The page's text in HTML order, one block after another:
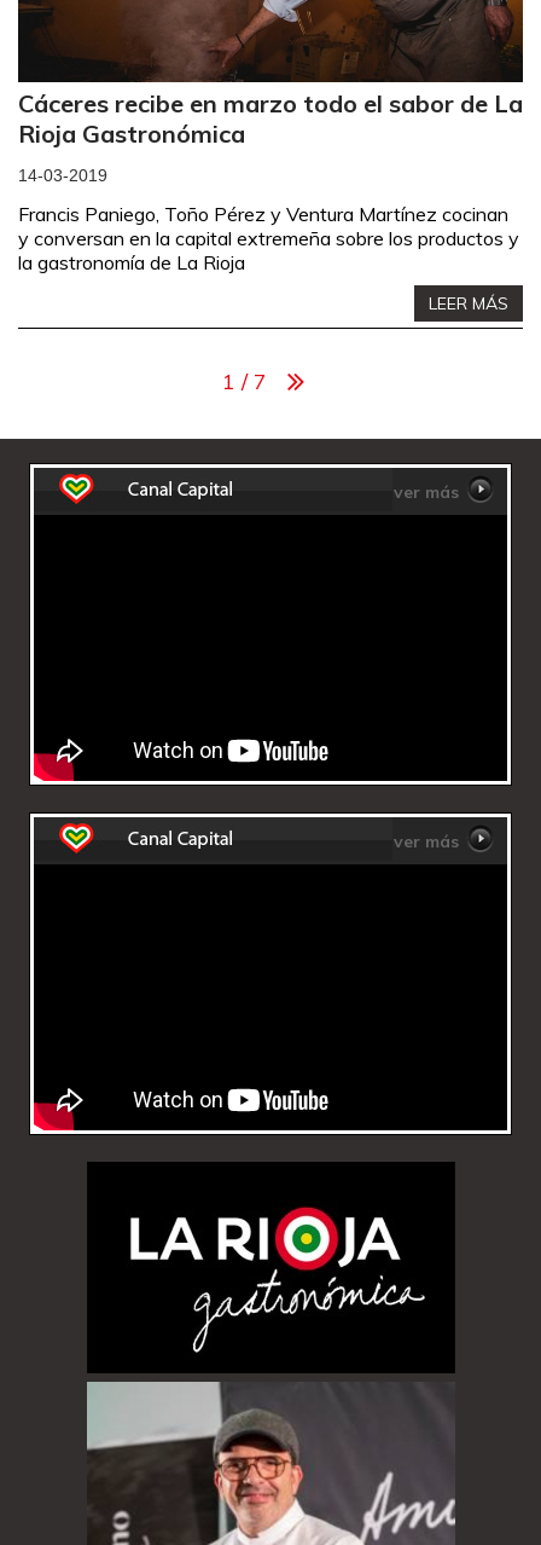
Cáceres recibe en marzo todo el sabor de La
Rioja Gastronómica
14-03-2019
Francis Paniego, Toño Pérez y Ventura Martínez cocinan
y conversan en la capital extremeña sobre los productos y
la gastronomía de La Rioja
LEER MÁS
1 / 7
ver más
ver más